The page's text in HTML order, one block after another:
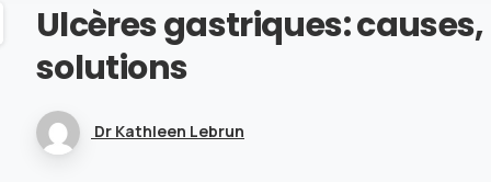
Ulcèresgastriques:causes,
solutions
Dr Kathleen Lebrun